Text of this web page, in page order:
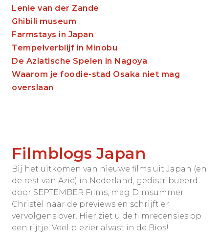
Lenie van der Zande
Ghibili museum
Farmstays in Japan
Tempelverblijf in Minobu
De Aziatische Spelen in Nagoya
Waarom je foodie-stad Osaka niet mag
overslaan
Filmblogs Japan
Bij het uitkomen van nieuwe films uit Japan (en
de rest van Azie) in Nederland, gedistribueerd
door SEPTEMBER Films, mag Dimsummer
Christel naar de previews en schrijft er
vervolgens over. Hier ziet u de filmrecensies op
een rijtje. Veel plezier alvast in de Bios!